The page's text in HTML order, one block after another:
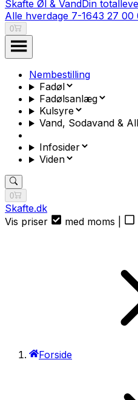
Skafte Øl & VandDin
Alle hverdage 7-1643 27 00
0
Nembestilling
Fadøl
Fadølsanlæg
Kulsyre
Vand, Sodavand &
Infosider
Viden
0
Skafte.dk
Vis priser
med moms
Forside